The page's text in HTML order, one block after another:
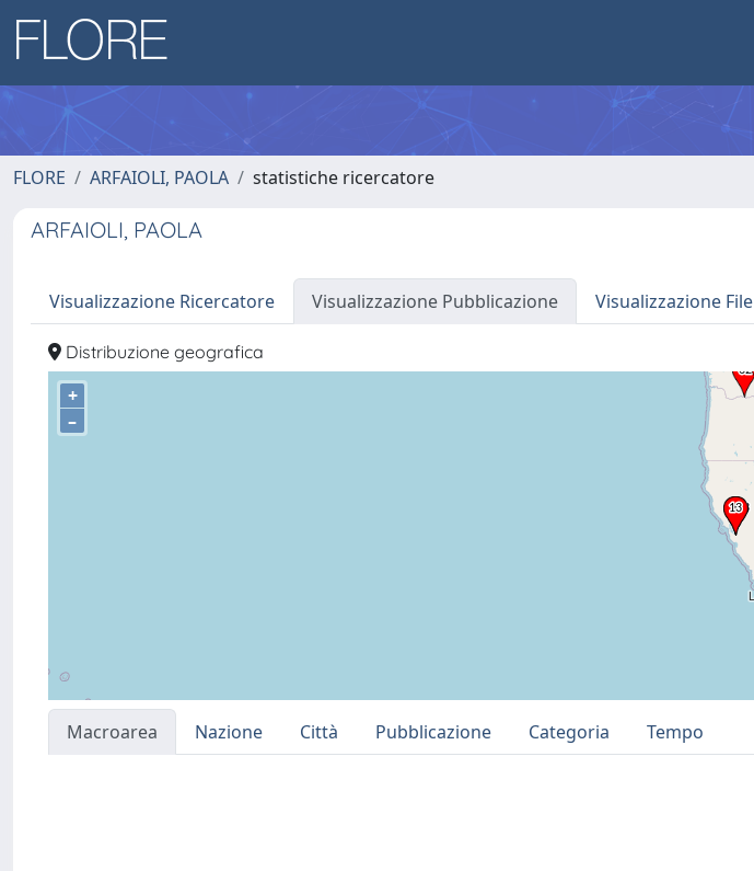
FLORE ARFAIOLI, PAOLA statistiche ricercatore
ARFAIOLI, PAOLA
Visualizzazione Ricercatore Visualizzazione Pubblicazione Visualizzazione File
Distribuzione geografica
+
–
Macroarea Nazione Città Pubblicazione Categoria
Tempo